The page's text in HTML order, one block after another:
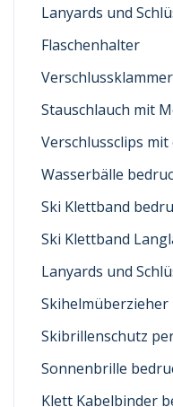
Lanyards und
Flaschenhalter
Stauschlauch mit
Verschlussclips
Wasserbälle
Ski Klettband
Ski Klettband
Lanyards und
Skihelmüberzieher
Skibrillenschutz
Sonnenbrille
Klett Kabelbinder